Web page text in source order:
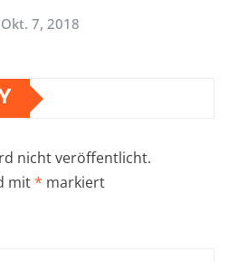
Okt. 7, 2018
nicht veröffentlicht.
mit* markiert